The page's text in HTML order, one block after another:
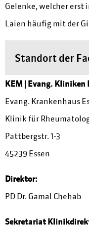
Gelenke, welcher
Laien häufig mit der
Standort der
KEM | Evang. Kliniken
Evang. Krankenhaus
Klinik für
Pattbergstr. 1-3
45239 Essen
Direktor:
PD Dr. Gamal Chehab
Sekretariat